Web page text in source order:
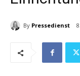
By Pressedienst